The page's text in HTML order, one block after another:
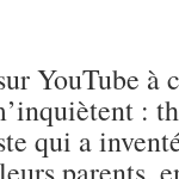
YouTube à
:
qui a